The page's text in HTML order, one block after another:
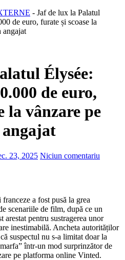
- Jaf de lux la Palatul
de euro, furate și scoase la
angajat
Élysée:
de euro,
la vânzare pe
23, 2025 Niciun comentariu
a fost pusă la grea
scenariile de film, după ce un
arestat pentru sustragerea unor
inestimabilă. Ancheta autorităților
suspectul nu s-a limitat doar la
într-un mod surprinzător de
pe platforma online Vinted.